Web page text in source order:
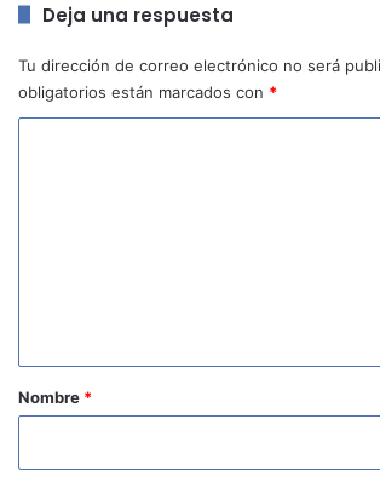
Deja una respuesta
Tu dirección de correo electrónico no será
obligatorios están marcados con *
rNombre *